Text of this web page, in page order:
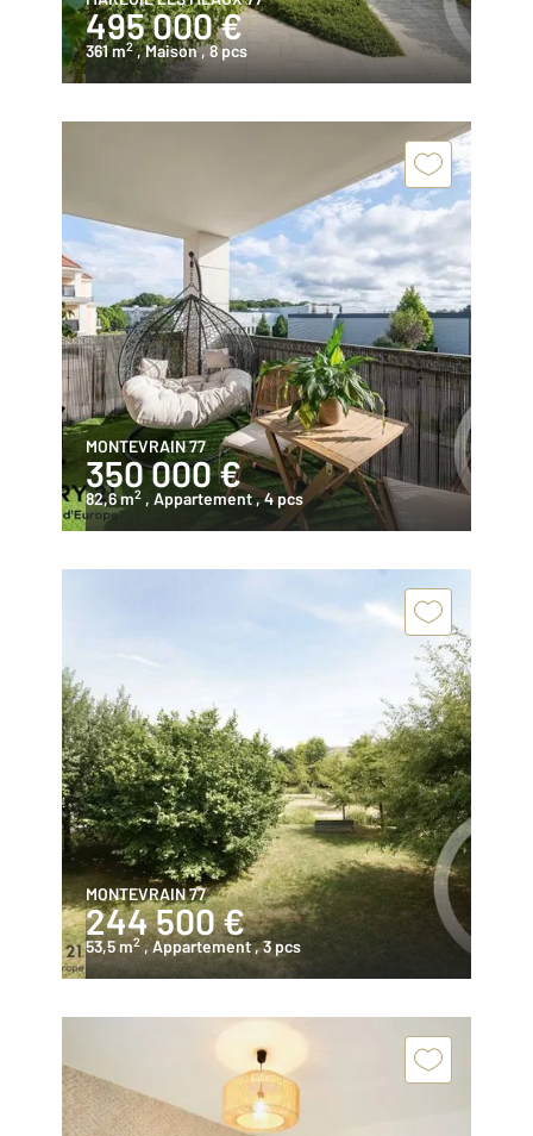
495 000 €
361 m2 , Maison, 8 pcs
MONTEVRAIN 77
350 000 €
82,6 m2 , Appartement, 4 pcs
MONTEVRAIN 77
244 500 €
53,5 m2 , Appartement, 3 pcs